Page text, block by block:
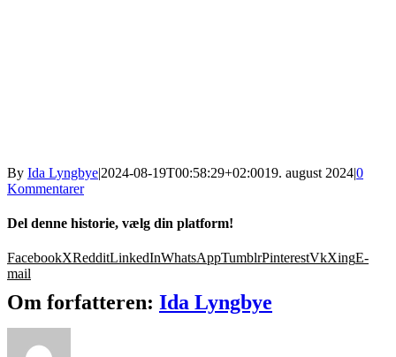
By Ida Lyngbye|2024-08-19T00:58:29+02:0019. august 2024|0
Kommentarer
Del denne historie, vælg din platform!
FacebookXRedditLinkedInWhatsAppTumblrPinterestVkXingE-
mail
Om forfatteren: Ida Lyngbye